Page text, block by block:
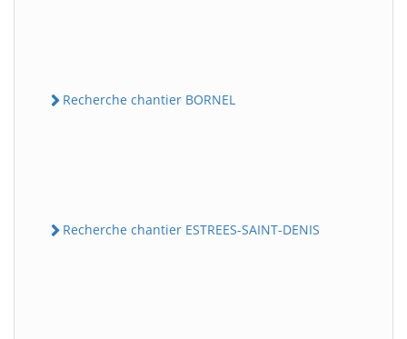
Recherche chantier BORNEL
Recherche chantier ESTREES-SAINT-DENIS